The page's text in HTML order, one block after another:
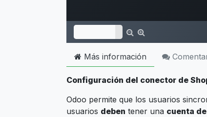
Más información
Configuración del conector de
Odoo permite que los usuarios
usuarios deben tener una cuenta